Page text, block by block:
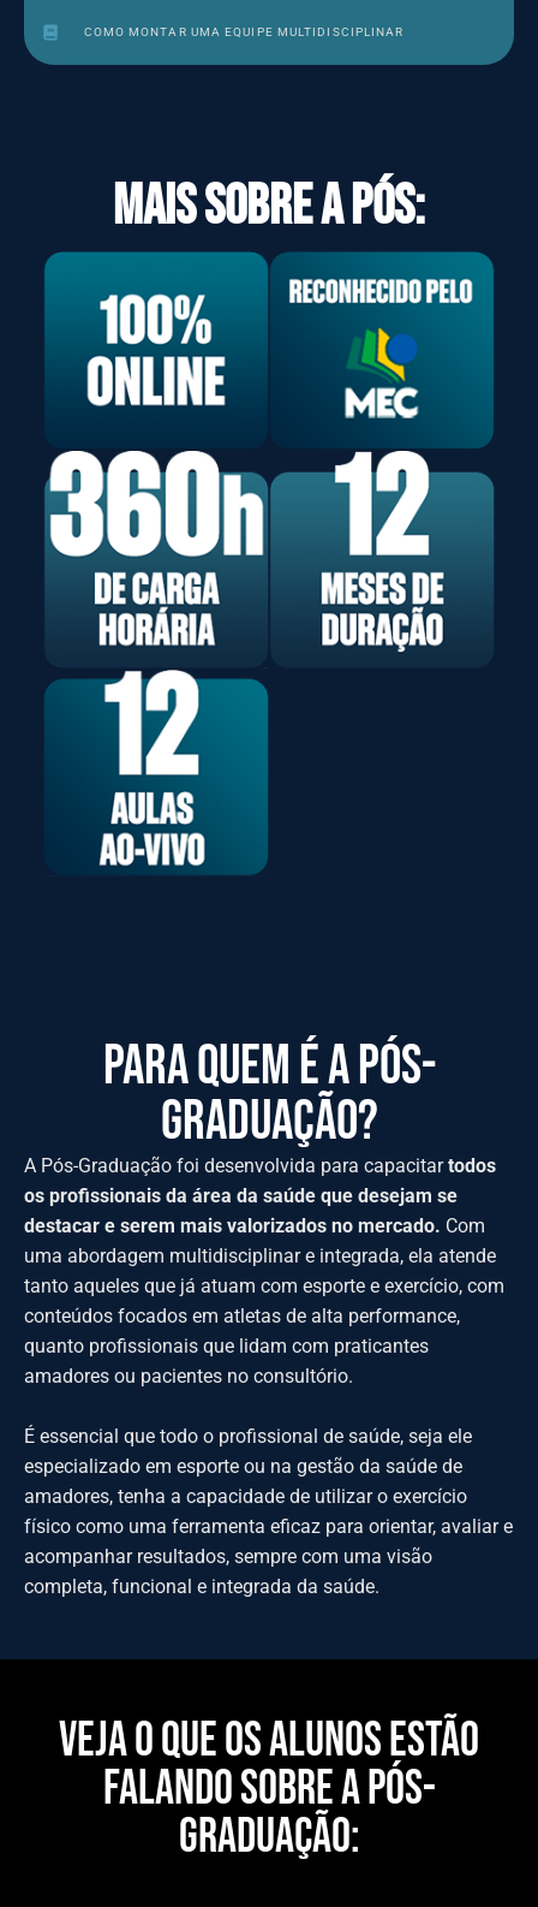
COMO MONTAR UMA EQUIPE MULTIDISCIPLINAR
mais sobre a pós:
PARA QUEM É a PÓS-
GRADUAÇÃO?
A Pós-Graduação foi desenvolvida para capacitartodos
os profissionais da área da saúde que desejam se
destacar e serem mais valorizados no mercado. Com
uma abordagem multidisciplinar e integrada, ela atende
tanto aqueles que já atuam com esporte e exercício, com
conteúdos focados em atletas de alta performance,
quanto profissionais que lidam com praticantes
amadores ou pacientes no consultório.
É essencial que todo o profissional de saúde, seja ele
especializado em esporte ou na gestão da saúde de
amadores, tenha a capacidade de utilizar o exercício
físico como uma ferramenta eficaz para orientar, avaliar e
acompanhar resultados, sempre com uma visão
completa, funcional e integrada da saúde.
Veja o que os alunos estão
falando sobre a pós-
graduação: